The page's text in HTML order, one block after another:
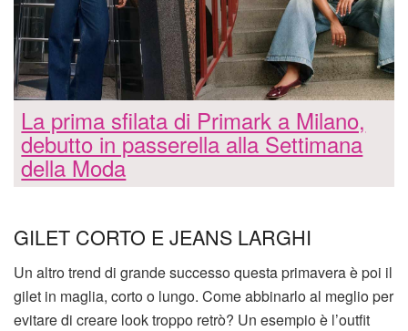
La prima sfilata di Primark a Milano,
debutto in passerella alla Settimana
della Moda
GILET CORTO E JEANS LARGHI
Un altro trend di grande successo questa primavera è poi il
gilet in maglia, corto o lungo. Come abbinarlo al meglio per
evitare di creare look troppo retrò? Un esempio è l’outfit